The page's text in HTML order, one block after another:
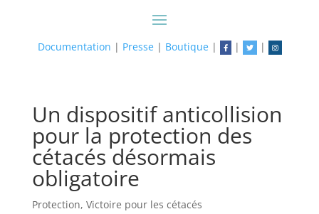
Documentation | Presse| Boutique| | |
Un dispositif anticollision
pour la protection des
cétacés désormais
obligatoire
Protection, Victoire pour les cétacés